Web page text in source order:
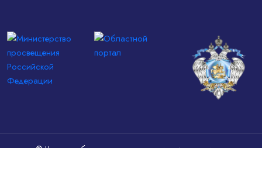
© Частное образовательное учреждение — средняя